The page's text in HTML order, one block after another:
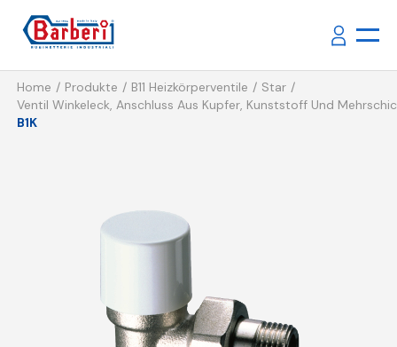
Home Produkte B11 Heizkörperventile
Star
Ventil Winkeleck, Anschluss Aus Kupfer, Kunststoff Und
B1K